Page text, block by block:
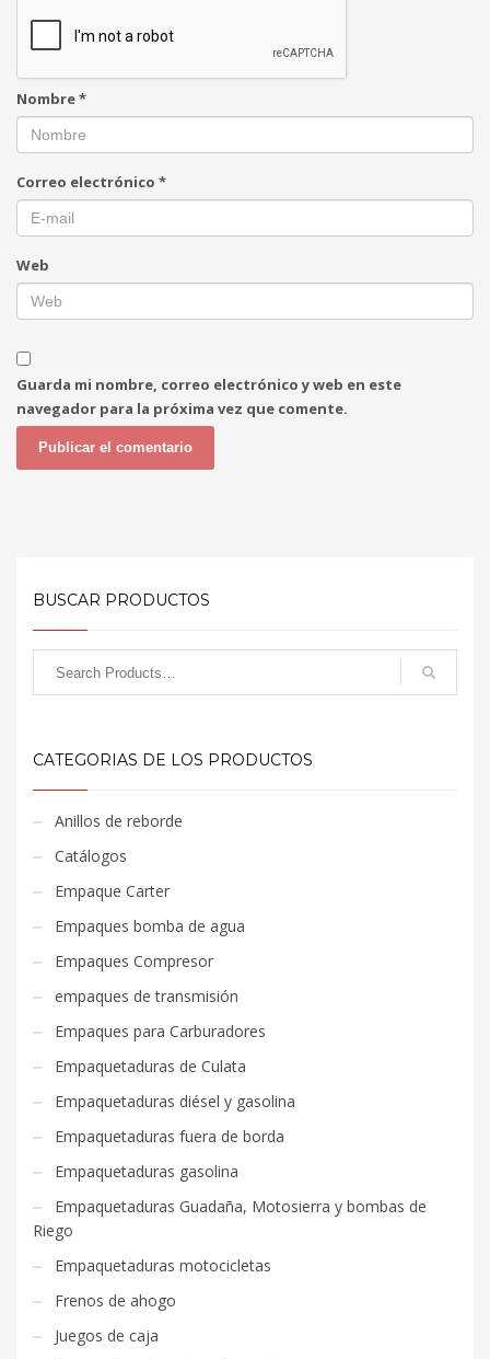
Nombre*
Correo electrónico *
Web
Guarda mi nombre, correo electrónico y web en este
navegador para la próxima vez que comente.
BUSCAR PRODUCTOS
CATEGORIAS DE LOS PRODUCTOS
Anillos de reborde
Catálogos
Empaque Carter
Empaques bomba de agua
Empaques Compresor
empaques de transmisión
Empaques para Carburadores
Empaquetaduras de Culata
Empaquetaduras diésel y gasolina
Empaquetaduras fuera de borda
Empaquetaduras gasolina
Empaquetaduras Guadaña, Motosierra y bombas de
Riego
Empaquetaduras motocicletas
Frenos de ahogo
Juegos de caja